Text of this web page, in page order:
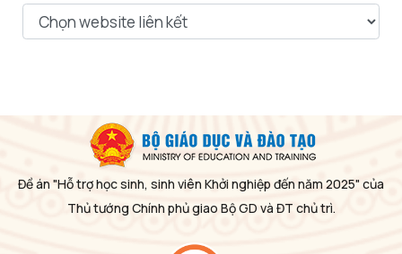
Đề án "Hỗ trợ học sinh, sinh viên Khởi nghiệp đến năm 2025" của
Thủ tướng Chính phủ giao Bộ GD và ĐT chủ trì.